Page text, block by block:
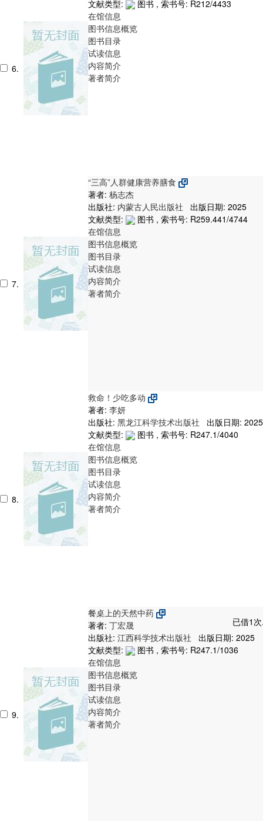
6.
文献类型:
图书 , 索书号: R212/4433
在馆信息
图书信息概览
图书目录
试读信息
内容简介
著者简介
7.
“三高”人群健康营养膳食
著者: 杨志杰
出版社: 内蒙古人民出版社
出版日期: 2025
文献类型:
图书 , 索书号: R259.441/4744
在馆信息
图书信息概览
图书目录
试读信息
内容简介
著者简介
8.
救命！少吃多动
著者: 李妍
出版社: 黑龙江科学技术出版社
出版日期: 2025
文献类型:
图书 , 索书号: R247.1/4040
在馆信息
图书信息概览
图书目录
试读信息
内容简介
著者简介
9.
餐桌上的天然中药
已借1
著者: 丁宏晟
出版社: 江西科学技术出版社
出版日期: 2025
文献类型:
图书 , 索书号: R247.1/1036
在馆信息
图书信息概览
图书目录
试读信息
内容简介
著者简介